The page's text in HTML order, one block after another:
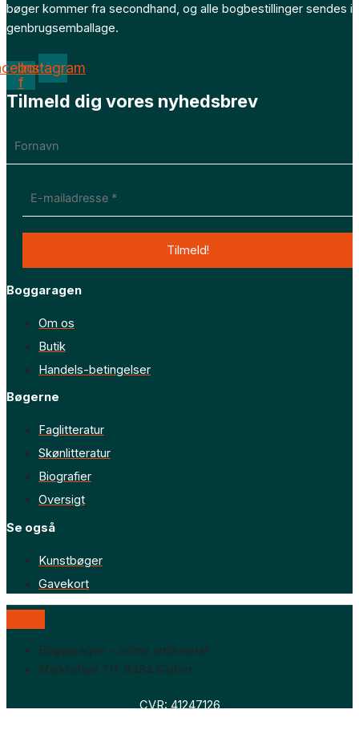
bøger kommer fra secondhand, og alle bogbestillinger sendes i
genbrugsemballage.
f
Instagram
Tilmeld dig vores nyhedsbrev
Boggaragen
Om os
Butik
Handels-betingelser
Bøgerne
Faglitteratur
Skønlitteratur
Biografier
Oversigt
Se også
Kunstbøger
Gavekort
Boggaragen – online antikvariat
Marktoften 7H, 8464 Galten
CVR: 41247126